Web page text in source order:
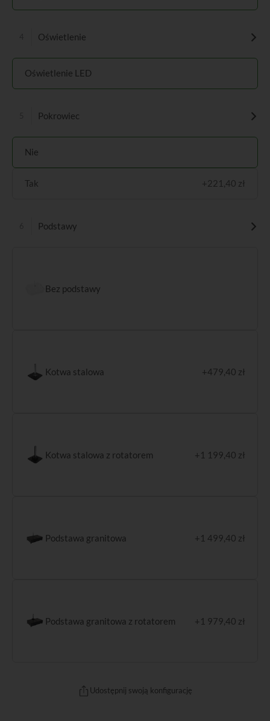
Oświetlenie
Oświetlenie LED
Pokrowiec
Nie
Tak +221,40 zł
Podstawy
Bez podstawy
Kotwa stalowa +479,40 zł
Kotwa stalowa z rotatorem +1 199,40 zł
Podstawa granitowa +1 499,40 zł
Podstawa granitowa z rotatorem +1 979,40 zł
Udostępnij swoją konfigurację